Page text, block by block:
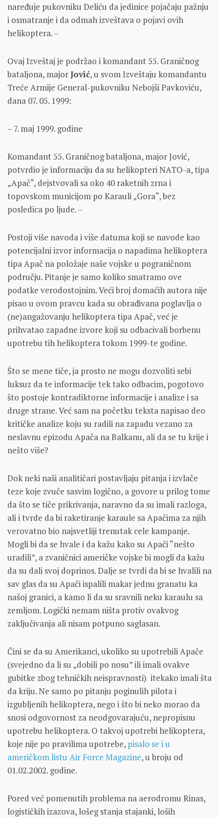
naređuje pukovniku Deliću da jedinice pojačaju pažnju
i osmatranje i da odmah izveštava o pojavi ovih
helikoptera. –
Ovaj Izveštaj je podržao i komandant 55. Graničnog
bataljona, majorJović, u svom Izveštaju komandantu
Treće Armije General-pukovniku Nebojši Pavkoviću,
dana 07. 05. 1999:
– 7. maj 1999. godine
Komandant 55. Graničnog bataljona, major Jović,
potvrdio je informaciju da su helikopteri NATO-a, tipa
„Apač“, dejstvovali sa oko 40 raketnih zrna i
topovskom municijom po Karauli „Gora“, bez
posledica po ljude. –
Postoji više navoda i više datuma koji se navode kao
potencijalni izvor informacija o napadima helikoptera
tipa Apač na položaje naše vojske u pograničnom
području. Pitanje je samo koliko smatramo ove
podatke verodostojnim. Veći broj domaćih autora nije
pisao u ovom pravcu kada su obrađivana poglavlja o
(ne)angažovanju helikoptera tipa Apač, već je
prihvatao zapadne izvore koji su odbacivali borbenu
upotrebu tih helikoptera tokom 1999-te godine.
Što se mene tiče, ja prosto ne mogu dozvoliti sebi
luksuz da te informacije tek tako odbacim, pogotovo
što postoje kontradiktorne informacije i analize i sa
druge strane. Već sam na početku teksta napisao deo
kritičke analize koju su radili na zapadu vezano za
neslavnu epizodu Apača na Balkanu, ali da se tu krije i
nešto više?
Dok neki naši analitičari postavljaju pitanja i izvlače
teze koje zvuče sasvim logično, a govore u prilog tome
da što se tiče prikrivanja, naravno da su imali razloga,
ali i tvrde da bi raketiranje karaule sa Apačima za njih
verovatno bio najsvetliji trenutak cele kampanje.
Mogli bi da se hvale i da kažu kako su Apači “nešto
uradili”, a zvaničnici američke vojske bi mogli da kažu
da su dali svoj doprinos. Dalje se tvrdi da bi se hvalili na
sav glas da su Apači ispalili makar jednu granatu ka
našoj granici, a kamo li da su sravnili neku karaulu sa
zemljom. Logički nemam ništa protiv ovakvog
zaključivanja ali nisam potpuno saglasan.
Čini se da su Amerikanci, ukoliko su upotrebili Apače
(svejedno da li su „dobili po nosu” ili imali ovakve
gubitke zbog tehničkih neispravnosti) itekako imali šta
da kriju. Ne samo po pitanju poginulih pilota i
izgubljenih helikoptera, nego i što bi neko morao da
snosi odgovornost za neodgovarajuću, nepropisnu
upotrebu helikoptera. O takvoj upotrebi helikoptera,
koje nije po pravilima upotrebe, pisalo se i u
američkom listu Air Force Magazine, u broju od
01.02.2002. godine.
Pored već pomenutih problema na aerodromu Rinas,
logističkih izazova, lošeg stanja stajanki, loših